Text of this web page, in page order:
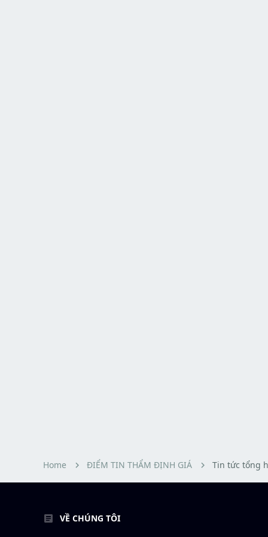
Home ĐIỂM TIN THẨM ĐỊNH GIÁ Tin tức tổng
VỀ CHÚNG TÔI